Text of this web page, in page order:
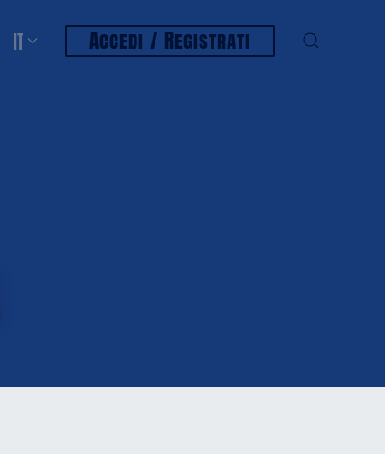
IT Accedi / Registrati